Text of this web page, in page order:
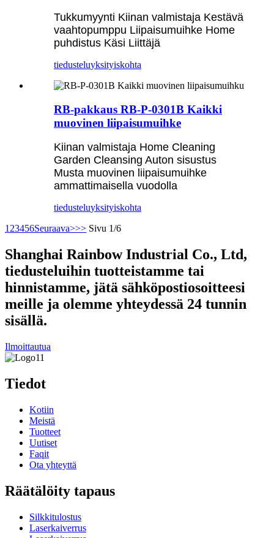
Tukkumyynti Kiinan valmistaja Kestävä
vaahtopumppu Liipaisumuihke Home
puhdistus Käsi Liittäjä
tiedusteluyksityiskohta
RB-pakkaus RB-P-0301B Kaikki
muovinen liipaisumuihke
Kiinan valmistaja Home Cleaning
Garden Cleansing Auton sisustus
Musta muovinen liipaisumuihke
ammattimaisella vuodolla
tiedusteluyksityiskohta
1 23456Seuraava>>> Sivu 1/6
Shanghai Rainbow Industrial Co., Ltd,
tiedusteluihin tuotteistamme tai
hinnistamme, jätä sähköpostiosoitteesi
meille ja olemme yhteydessä 24 tunnin
sisällä.
Ilmoittautua
Tiedot
Kotiin
Meistä
Tuotteet
Uutiset
Faqit
Ota yhteyttä
Räätälöity tapaus
Silkkitulostus
Laserkaiverrus